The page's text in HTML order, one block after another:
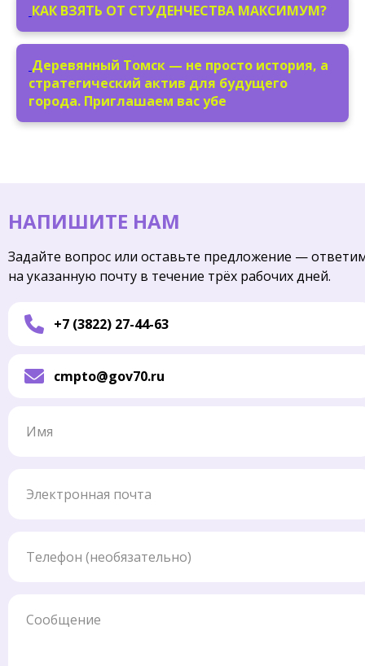
КАК ВЗЯТЬ ОТ СТУДЕНЧЕСТВА МАКСИМУМ?
Деревянный Томск — не просто история, а
стратегический актив для будущего
города. Приглашаем вас убе
НАПИШИТЕ НАМ
Задайте вопрос или оставьте предложение —
на указанную почту в течение трёх рабочих дней.
+7 (3822) 27-44-63
cmpto@gov70.ru